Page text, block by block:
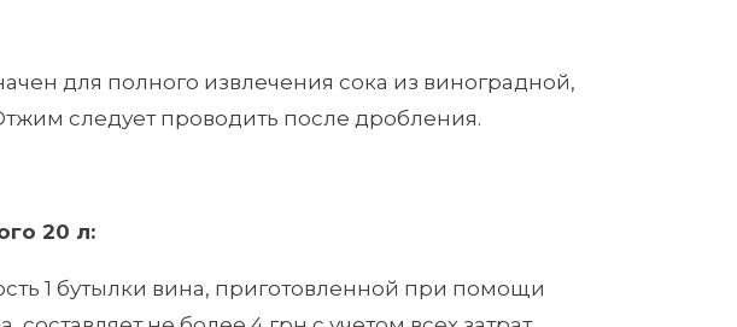
для полного извлечения сока из виноградной,
следует проводить после дробления.
20 л:
1 бутылки вина, приготовленной при помощи